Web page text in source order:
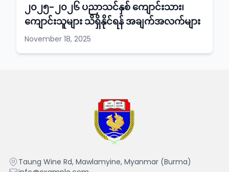
၂၀၂၅-၂၀၂၆ ပညာသင်နှစ် ကျောင်းသား၊
ကျောင်းသူများ သိရှိနိုင်ရန် အချက်အလက်များ
November 18, 2025
University
Taung Wine Rd, Mawlamyine, Myanmar (Burma)